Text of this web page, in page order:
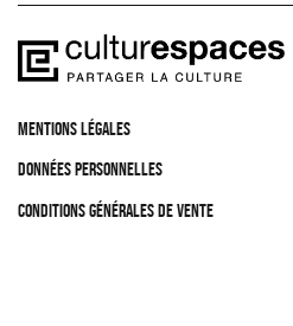
MENTIONS LÉGALES
DONNÉES PERSONNELLES
CONDITIONS GÉNÉRALES DE VENTE